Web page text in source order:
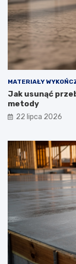
MATERIAŁY
Jak usunąć
metody
22 lipca 2026